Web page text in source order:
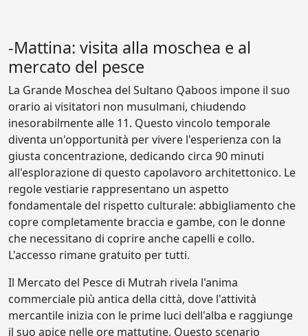
-Mattina: visita alla moschea e al
mercato del pesce
La Grande Moschea del Sultano Qaboos impone il suo
orario ai visitatori non musulmani, chiudendo
inesorabilmente alle 11. Questo vincolo temporale
diventa un'opportunità per vivere l'esperienza con la
giusta concentrazione, dedicando circa 90 minuti
all'esplorazione di questo capolavoro architettonico. Le
regole vestiarie rappresentano un aspetto
fondamentale del rispetto culturale: abbigliamento che
copre completamente braccia e gambe, con le donne
che necessitano di coprire anche capelli e collo.
L'accesso rimane gratuito per tutti.
Il Mercato del Pesce di Mutrah rivela l'anima
commerciale più antica della città, dove l'attività
mercantile inizia con le prime luci dell'alba e raggiunge
il suo apice nelle ore mattutine. Questo scenario